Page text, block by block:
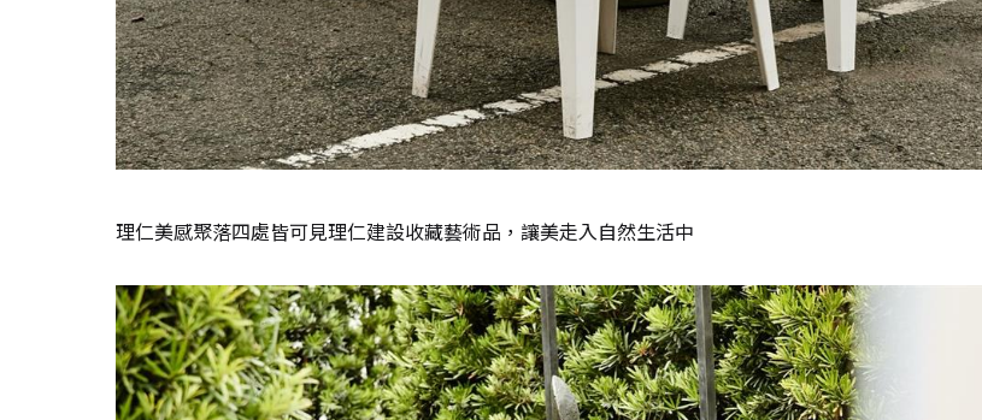
理仁美感聚落四處皆可見理仁建設收藏藝術品，讓美走入自然生活中